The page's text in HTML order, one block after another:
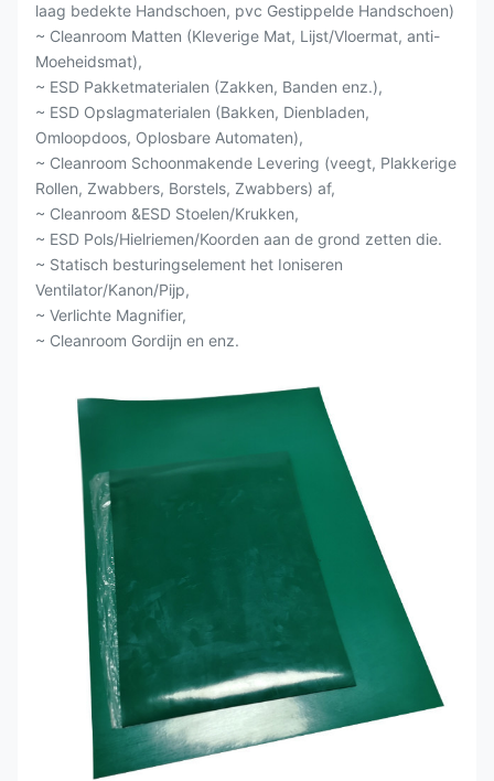
laag bedekte Handschoen, pvc Gestippelde Handschoen)
~ Cleanroom Matten (Kleverige Mat, Lijst/Vloermat, anti-
Moeheidsmat),
~ ESD Pakketmaterialen (Zakken, Banden enz.),
~ ESD Opslagmaterialen (Bakken, Dienbladen,
Omloopdoos, Oplosbare Automaten),
~ Cleanroom Schoonmakende Levering (veegt, Plakkerige
Rollen, Zwabbers, Borstels, Zwabbers) af,
~ Cleanroom &ESD Stoelen/Krukken,
~ ESD Pols/Hielriemen/Koorden aan de grond zetten die.
~ Statisch besturingselement het Ioniseren
Ventilator/Kanon/Pijp,
~ Verlichte Magnifier,
~ Cleanroom Gordijn en enz.